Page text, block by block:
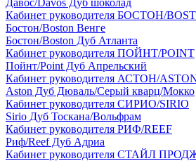
Давос/Davos Дуб шоколад
Кабинет руководителя БОСТОН/
Бостон/Boston Венге
Бостон/Boston Дуб Атланта
Кабинет руководителя ПОЙНТ/POINT
Пойнт/Point Дуб Апрельский
Кабинет руководителя АСТОН/
Aston Дуб Дюваль/Серый кварц/Мокко
Кабинет руководителя СИРИО/SIRIO
Sirio Дуб Тоскана/Вольфрам
Кабинет руководителя РИФ/REEF
Риф/Reef Дуб Адриа
Кабинет руководителя СТАЙЛ